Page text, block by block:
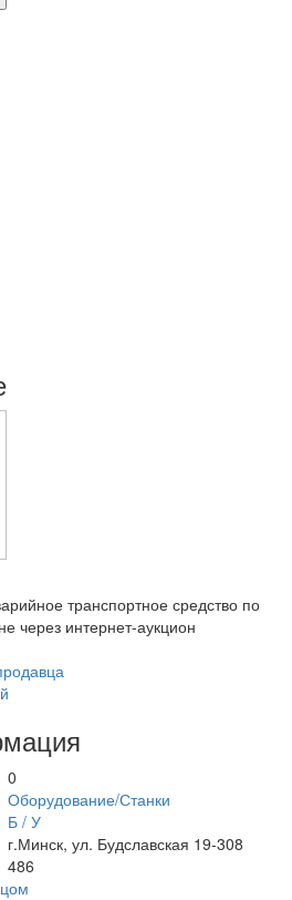
транспортное средство по
через интернет-аукцион
0
Оборудование/Станки
Б / У
г.Минск, ул. Будславская 19-308
486